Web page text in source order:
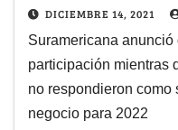
DICIEMBRE 14, 2021
Suramericana anunció
participación mientras
no respondieron como
negocio para 2022